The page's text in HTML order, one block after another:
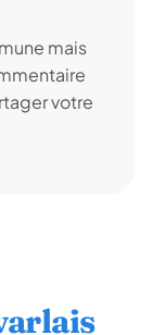
mais
votre